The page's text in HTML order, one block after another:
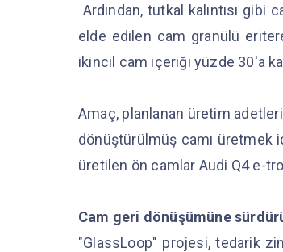
Ardından, tutkal kalıntısı gibi
elde edilen cam granülü
ikincil cam içeriği yüzde 30'a
Amaç, planlanan üretim
dönüştürülmüş camı üretmek
üretilen ön camlar Audi Q4 e-
Cam geri dönüşümüne
"GlassLoop" projesi, tedarik